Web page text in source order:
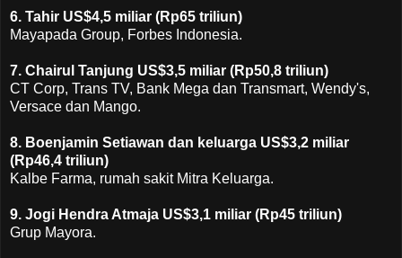
6. Tahir US$4,5 miliar (Rp65 triliun)
Mayapada Group, Forbes Indonesia.
7. Chairul Tanjung US$3,5 miliar (Rp50,8 triliun)
CT Corp, Trans TV, Bank Mega dan Transmart, Wendy's,
Versace dan Mango.
8. Boenjamin Setiawan dan keluarga US$3,2 miliar
(Rp46,4 triliun)
Kalbe Farma, rumah sakit Mitra Keluarga.
9. Jogi Hendra Atmaja US$3,1 miliar (Rp45 triliun)
Grup Mayora.